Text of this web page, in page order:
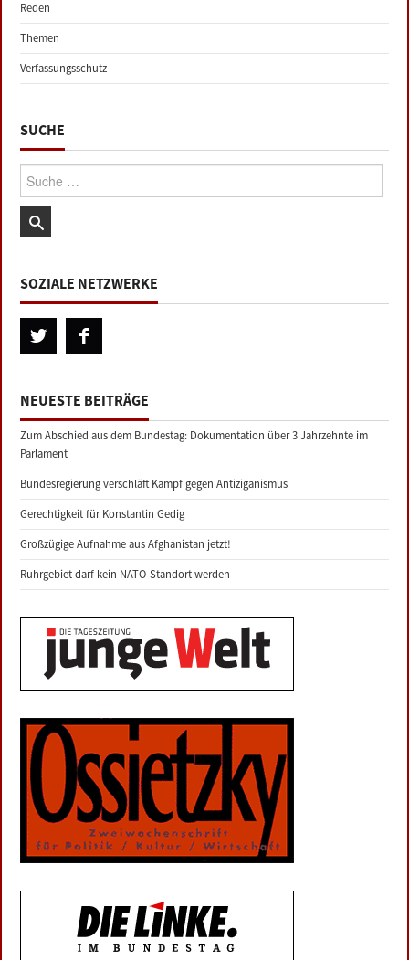
Reden
Themen
Verfassungsschutz
SUCHE
Suche:
SOZIALE NETZWERKE
NEUESTE BEITRÄGE
Zum Abschied aus dem Bundestag: Dokumentation über 3 Jahrzehnte im
Parlament
Bundesregierung verschläft Kampf gegen Antiziganismus
Gerechtigkeit für Konstantin Gedig
Großzügige Aufnahme aus Afghanistan jetzt!
Ruhrgebiet darf kein NATO-Standort werden